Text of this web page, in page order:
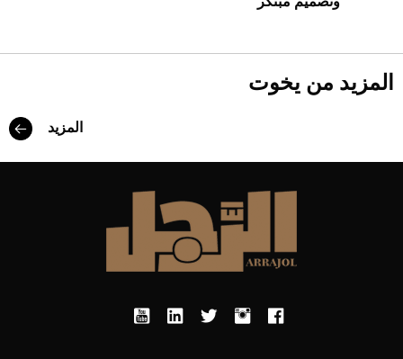
Aston Martin Valiant: على هوى الأبطال
المزيد من يخوت
المزيد